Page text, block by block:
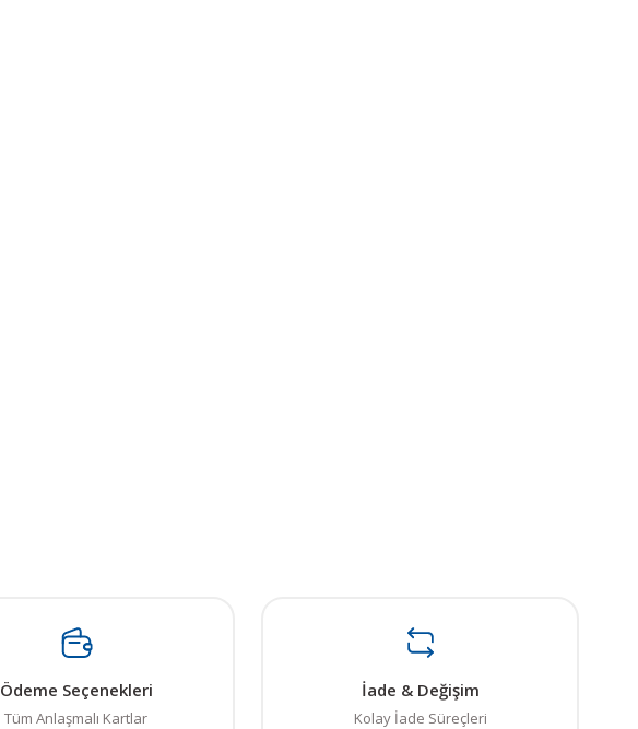
Ödeme Seçenekleri
Tüm Anlaşmalı Kartlar
İade & Değişim
Kolay İade Süreçleri